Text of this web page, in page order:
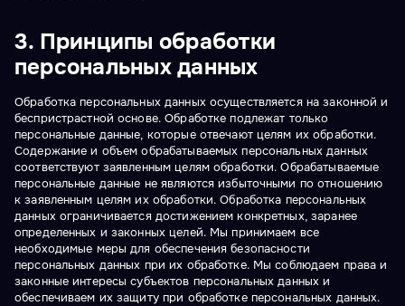
3. Принципы обработки
персональных данных
Обработка персональных данных осуществляется на законной и
беспристрастной основе. Обработке подлежат только
персональные данные, которые отвечают целям их обработки.
Содержание и объем обрабатываемых персональных данных
соответствуют заявленным целям обработки. Обрабатываемые
персональные данные не являются избыточными по отношению
к заявленным целям их обработки. Обработка персональных
данных ограничивается достижением конкретных, заранее
определенных и законных целей. Мы принимаем все
необходимые меры для обеспечения безопасности
персональных данных при их обработке. Мы соблюдаем права и
законные интересы субъектов персональных данных и
обеспечиваем их защиту при обработке персональных данных.